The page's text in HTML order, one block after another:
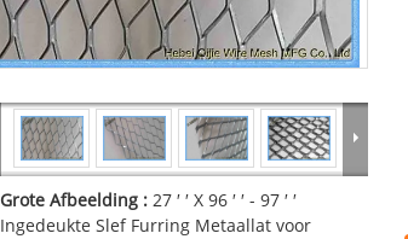
Grote Afbeelding : 27 ′ ′ X 96 ′ ′ - 97 ′ ′
Ingedeukte Slef Furring Metaallat voor